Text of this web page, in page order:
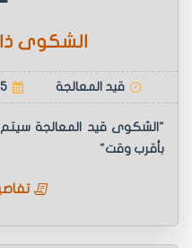
الشكوى ذات
قيد المعالجة
"الشكوى قيد المعالجة
بأقرب وقت"